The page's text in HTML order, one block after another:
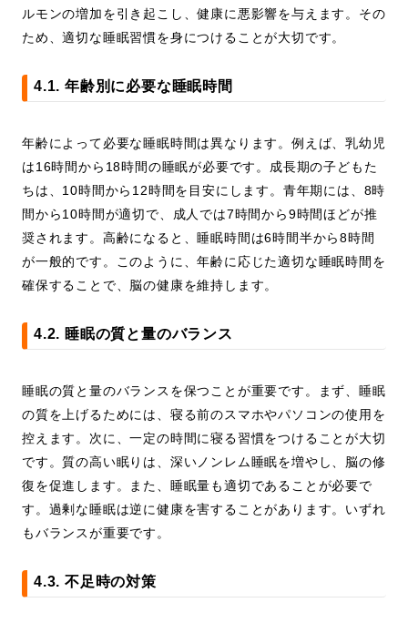
ルモンの増加を引き起こし、健康に悪影響を与えます。その
ため、適切な睡眠習慣を身につけることが大切です。
4.1. 年齢別に必要な睡眠時間
年齢によって必要な睡眠時間は異なります。例えば、乳幼児
は16時間から18時間の睡眠が必要です。成長期の子どもた
ちは、10時間から12時間を目安にします。青年期には、8時
間から10時間が適切で、成人では7時間から9時間ほどが推
奨されます。高齢になると、睡眠時間は6時間半から8時間
が一般的です。このように、年齢に応じた適切な睡眠時間を
確保することで、脳の健康を維持します。
4.2. 睡眠の質と量のバランス
睡眠の質と量のバランスを保つことが重要です。まず、睡眠
の質を上げるためには、寝る前のスマホやパソコンの使用を
控えます。次に、一定の時間に寝る習慣をつけることが大切
です。質の高い眠りは、深いノンレム睡眠を増やし、脳の修
復を促進します。また、睡眠量も適切であることが必要で
す。過剰な睡眠は逆に健康を害することがあります。いずれ
もバランスが重要です。
4.3. 不足時の対策